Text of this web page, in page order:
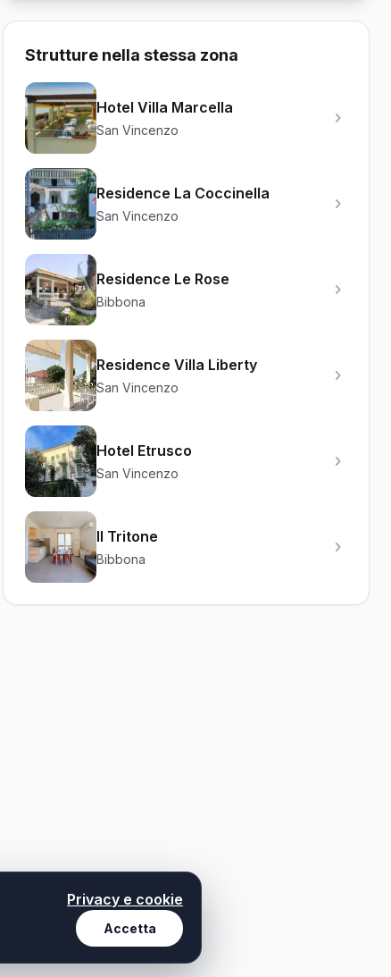
Strutture nella stessa zona
Hotel Villa Marcella
San Vincenzo
Residence La Coccinella
San Vincenzo
Residence Le Rose
Bibbona
Residence Villa Liberty
San Vincenzo
Hotel Etrusco
San Vincenzo
Il Tritone
Bibbona
Privacy e cookie
Accetta